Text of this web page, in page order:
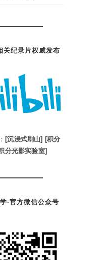
纪录片权威发布
[沉浸式刷山] [积分
分光影实验室]
·官方微信公众号